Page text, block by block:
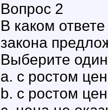
Вопрос 2
В каком
закона
Выберите
a. с ростом
b. с ростом